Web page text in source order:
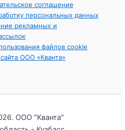
соглашение
персональных данных
рекламных и
файлов cookie
ООО «Кванта»
ООО "Кванта"